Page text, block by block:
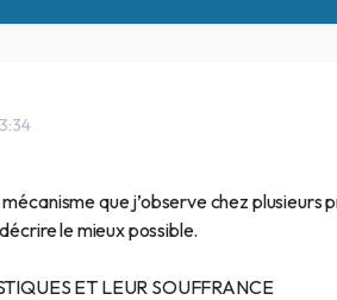
que j’observe chez plusieurs
le mieux possible.
ET LEUR SOUFFRANCE